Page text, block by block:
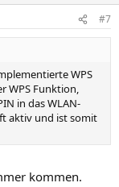
#7
WPS
WPS Funktion,
in das WLAN-
aktiv und ist somit
kommen.